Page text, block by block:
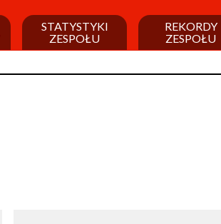
STATYSTYKI
ZESPOŁU
REKORDY
ZESPOŁU